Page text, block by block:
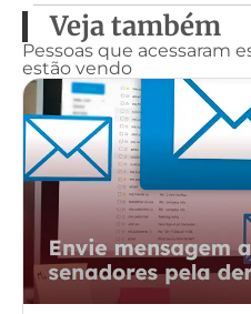
Veja também
Pessoas que acessaram
estão vendo